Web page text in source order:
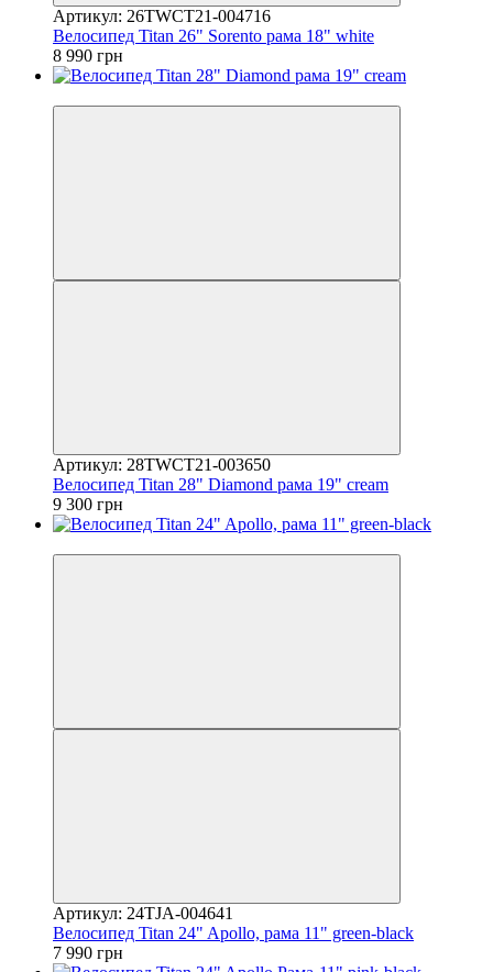
Артикул: 26TWCT21-004716
Велосипед Titan 26" Sorento рама 18" white
8 990 грн
Артикул: 28TWCT21-003650
Велосипед Titan 28" Diamond рама 19" cream
9 300 грн
Артикул: 24TJA-004641
Велосипед Titan 24" Apollo, рама 11" green-black
7 990 грн